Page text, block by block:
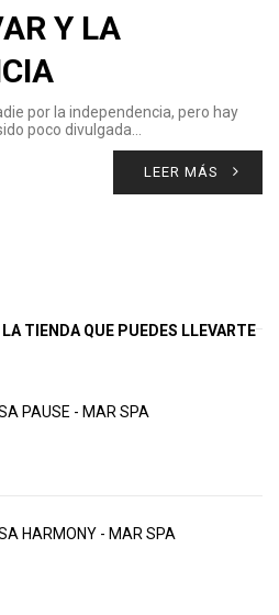
Y LA
por la independencia, pero hay
poco divulgada…
LEER MÁS
TIENDA QUE PUEDES LLEVARTE
PAUSE - MAR SPA
HARMONY - MAR SPA